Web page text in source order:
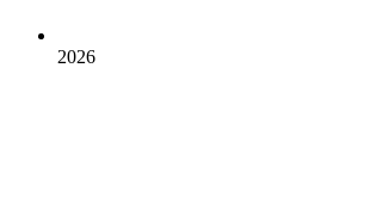
2026